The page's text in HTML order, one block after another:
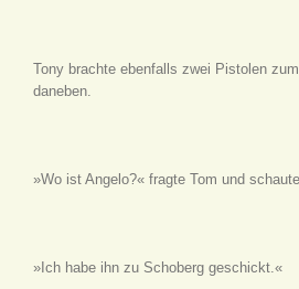
Tony brachte ebenfalls zwei Pistolen
daneben.
»Wo ist Angelo?« fragte Tom und
»Ich habe ihn zu Schoberg geschickt.«